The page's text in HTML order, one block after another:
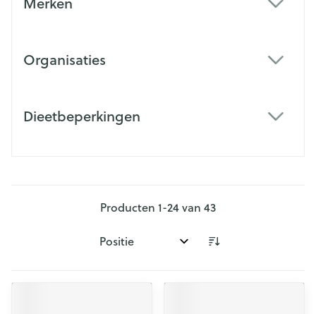
Organisaties
Dieetbeperkingen
Producten 1-24van 43
Sorteer op: